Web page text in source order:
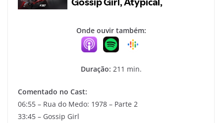
Onde ouvir também:
Duração: 211 min.
Comentado no Cast:
06:55 – Rua do Medo: 1978 – Parte 2
33:45 – Gossip Girl